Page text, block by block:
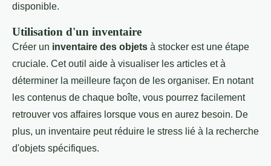
disponible.
Utilisation d'un inventaire
Créer un inventaire des objets à stocker est une étape
cruciale. Cet outil aide à visualiser les articles et à
déterminer la meilleure façon de les organiser. En notant
les contenus de chaque boîte, vous pourrez facilement
retrouver vos affaires lorsque vous en aurez besoin. De
plus, un inventaire peut réduire le stress lié à la recherche
d'objets spécifiques.